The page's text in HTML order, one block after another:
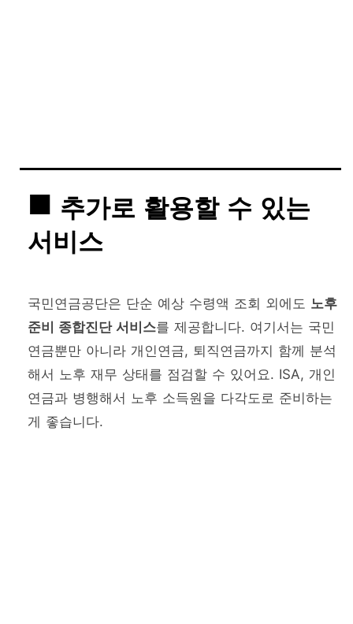
추가로 활용할 수 있는
서비스
국민연금공단은 단순 예상 수령액 조회 외에도 노후
준비 종합진단 서비스를 제공합니다. 여기서는 국민
연금뿐만 아니라 개인연금, 퇴직연금까지 함께 분석
해서 노후 재무 상태를 점검할 수 있어요. ISA, 개인
연금과 병행해서 노후 소득원을 다각도로 준비하는
게 좋습니다.